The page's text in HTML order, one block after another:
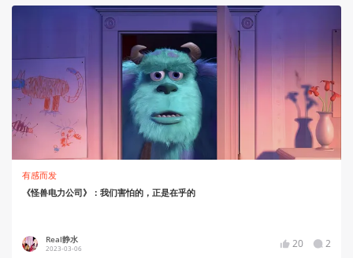
有感而发
《怪兽电力公司》：我们害怕的，正是在乎的
Real静水
2023-03-06 20 2